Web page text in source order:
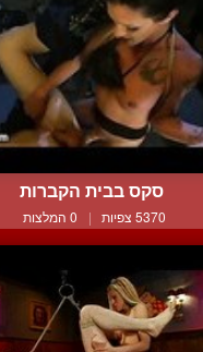
סקס בבית הקברות
5370 צפיות | 0 המלצות